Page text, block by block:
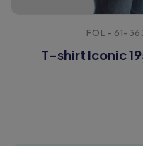
FOL - 61-
T-shirt Iconic